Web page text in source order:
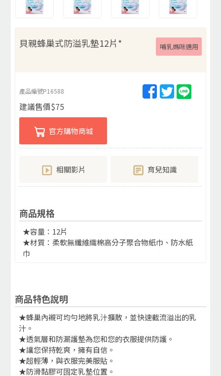
貝親蜂巢式防溢乳墊12片* 哺乳媽咪適用
產品編號P16588
建議售價$75
官方購物商城
相關影片 育兒知識
商品規格
★容量：12片
★材質：柔軟無纖維織棉高分子聚合物紙巾、防水紙
巾
商品特色說明
★蜂巢內襯可均勻地將乳汁擴散，並快速截流溢出的乳
汁。
★透氣層和防漏護墊為您和您的衣服提供防護。
★讓您保持乾爽，擁有自信。
★超輕薄，與衣服完美服貼。
★防滑黏膠可固定乳墊位置。